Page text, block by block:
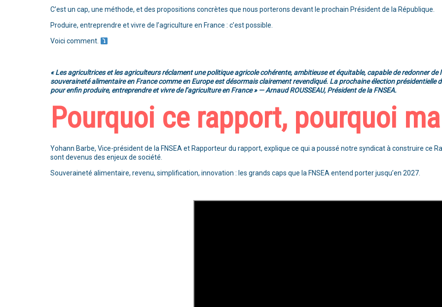
C’est un cap, une méthode, et des propositions concrètes que nous porterons devant le prochain Président de la République.
Produire, entreprendre et vivre de l’agriculture en France : c’est possible.
Voici comment.
« Les agricultrices et les agriculteurs réclament une politique agricole cohérente, ambitieuse et équitable, capable de redonner de
souveraineté alimentaire en France comme en Europe est désormais clairement revendiqué. La prochaine élection
pour enfin produire, entreprendre et vivre de l’agriculture en France » — Arnaud ROUSSEAU, Président de la FNSEA.
Pourquoi ce rapport, pourquoi
Yohann Barbe, Vice-président de la FNSEA et Rapporteur du rapport, explique ce qui a poussé notre syndicat à construire ce
sont devenus des enjeux de société.
Souveraineté alimentaire, revenu, simplification, innovation : les grands caps que la FNSEA entend porter jusqu’en 2027.